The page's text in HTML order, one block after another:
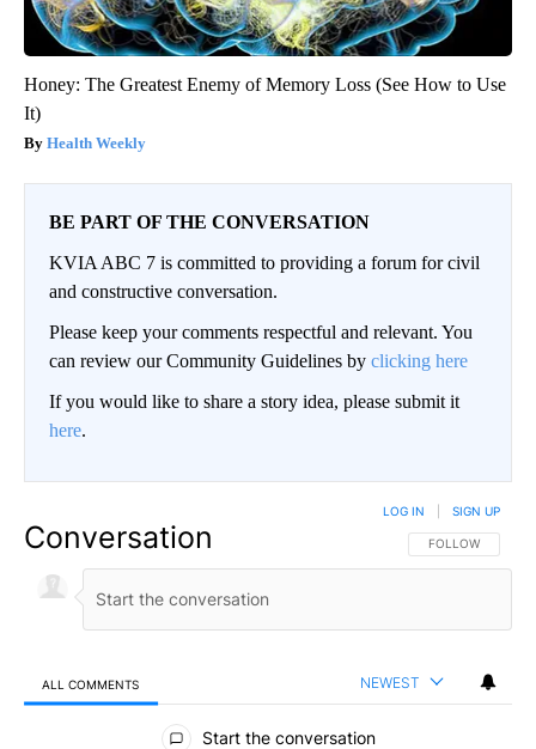
Honey: The Greatest Enemy of Memory Loss (See How to Use
It)
Health Weekly
BE PART OF THE CONVERSATION
KVIA ABC 7 is committed to providing a forum for civil
and constructive conversation.
Please keep your comments respectful and relevant. You
can review our Community Guidelines by clicking here
If you would like to share a story idea, please submit it
here.
Conversation FOLLOW THIS
FOLLOW
LOG IN SIGN UP
ALL COMMENTS NEWEST
All Comments
Start the conversation